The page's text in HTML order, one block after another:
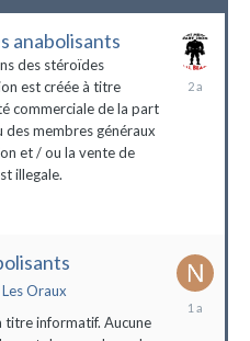
anabolisants
des stéroïdes
est créée à titre
commerciale de la part
des membres généraux
et / ou la vente de
illegale.
26
Les Oraux
titre informatif. Aucune